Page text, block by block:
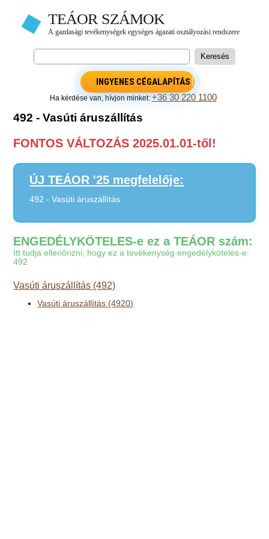
INGYENES CÉGALAPÍTÁS
Ha kérdése van, hívjon minket:+36 30 220 1100
492 - Vasúti áruszállítás
FONTOS VÁLTOZÁS 2025.01.01-től!
ÚJ TEÁOR '25 megfelelője:
492 - Vasúti áruszállítás
ENGEDÉLYKÖTELES-e ez a TEÁOR szám:
Itt tudja ellenőrizni, hogy ez a tevékenység engedélyköteles-e:
492
Vasúti áruszállítás (492)
Vasúti áruszállítás (4920)